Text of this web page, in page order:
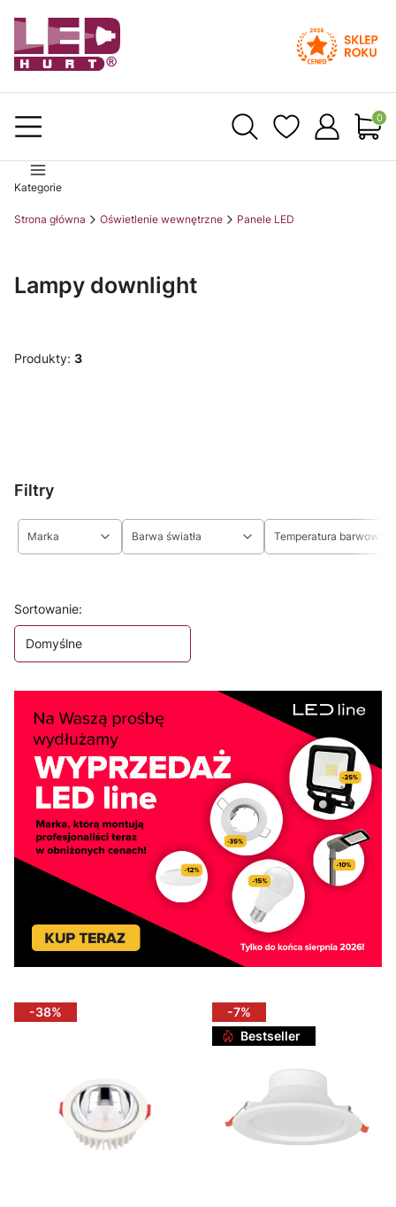
Kategorie
Strona główna Oświetlenie wewnętrzne Panele LED
Lampy downlight
Produkty: 3
Filtry
Marka Barwa światła Temperatura barwowa
Lista produktów
Sortowanie:
Domyślne
-38%
-7%
Bestseller